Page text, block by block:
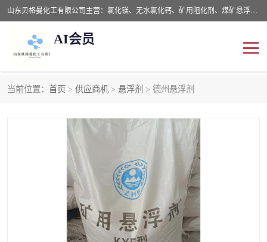
山东贝格曼化工有限公司主营：氯化镁、无水氯化钙、矿用阻化剂、煤矿悬浮剂、道路抑尘剂、氢氧化镁，防灭火剂等，公司位于山东省潍坊市滨海经济开发区,是专业从事对各种精细化工集研究、开发、制造于一体的现代化大型跨境化工企业，公司本着诚信经营、给每一位客户提供专业服务。
AI会员
当前位置： 首页 > 供应商机 > 悬浮剂 > 德州悬浮剂
抑尘剂